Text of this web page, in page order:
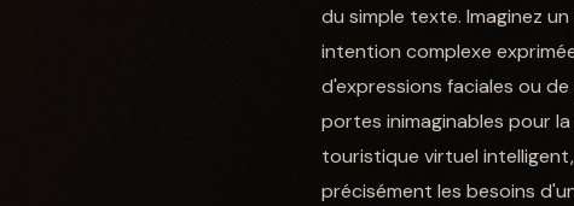
du simple texte. Imaginez
intention complexe
d'expressions faciales ou
portes inimaginables pour
touristique virtuel
précisément les besoins